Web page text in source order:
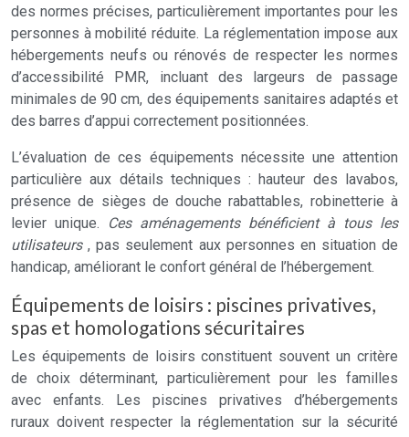
des normes précises, particulièrement importantes pour les
personnes à mobilité réduite. La réglementation impose aux
hébergements neufs ou rénovés de respecter les normes
d’accessibilité PMR, incluant des largeurs de passage
minimales de 90 cm, des équipements sanitaires adaptés et
des barres d’appui correctement positionnées.
L’évaluation de ces équipements nécessite une attention
particulière aux détails techniques : hauteur des lavabos,
présence de sièges de douche rabattables, robinetterie à
levier unique.
Ces aménagements bénéficient à tous les
utilisateurs, pas seulement aux personnes en situation de
handicap, améliorant le confort général de l’hébergement.
Équipements de loisirs : piscines privatives,
spas et homologations sécuritaires
Les équipements de loisirs constituent souvent un critère
de choix déterminant, particulièrement pour les familles
avec enfants. Les piscines privatives d’hébergements
ruraux doivent respecter la réglementation sur la sécurité